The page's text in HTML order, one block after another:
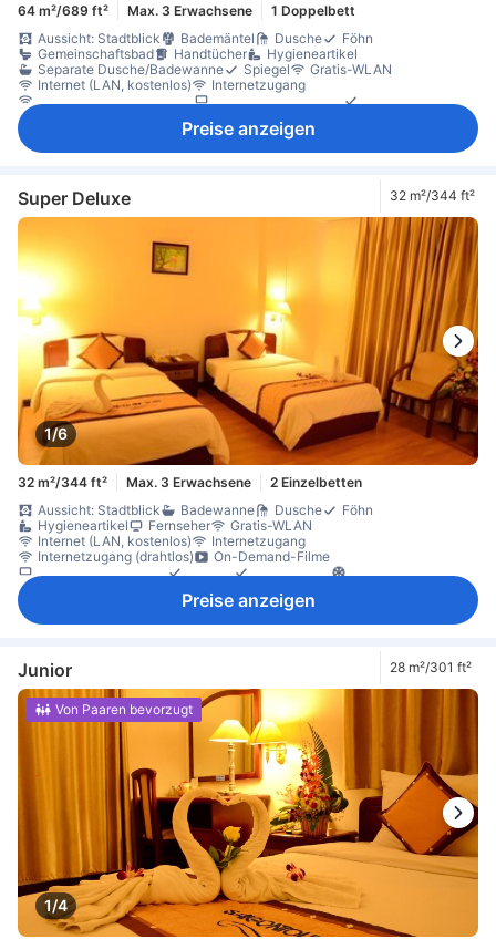
64 m²/689 ft² Max. 3 Erwachsene
1 Doppelbett
Aussicht: Stadtblick
Bademäntel Dusche
Föhn
Gemeinschaftsbad
Handtücher
Hygieneartikel
Separate Dusche/Badewanne
Spiegel
Gratis-WLAN
Internet (LAN, kostenlos)
Internetzugang
Internetzugang (drahtlos)
Satelliten-/Kabel-TV
Telefon
Ventilator
Vorhänge zur Verdunkelung
Schließfach im Zimmer
Preise anzeigen
Super Deluxe 32 m²/344 ft²
1/6
32 m²/344 ft² Max. 3 Erwachsene
2 Einzelbetten
Aussicht: Stadtblick
Badewanne Dusche
Föhn
Hygieneartikel
Fernseher
Gratis-WLAN
Internet (LAN, kostenlos)
Internetzugang
Internetzugang (drahtlos)
On-Demand-Filme
Satelliten-/Kabel-TV
Telefon Hausschuhe
Klimaanlage
Gratis-Wasser Kühlschrank
Preise anzeigen
Junior 28 m²/301 ft²
1/4
Von Paaren bevorzugt